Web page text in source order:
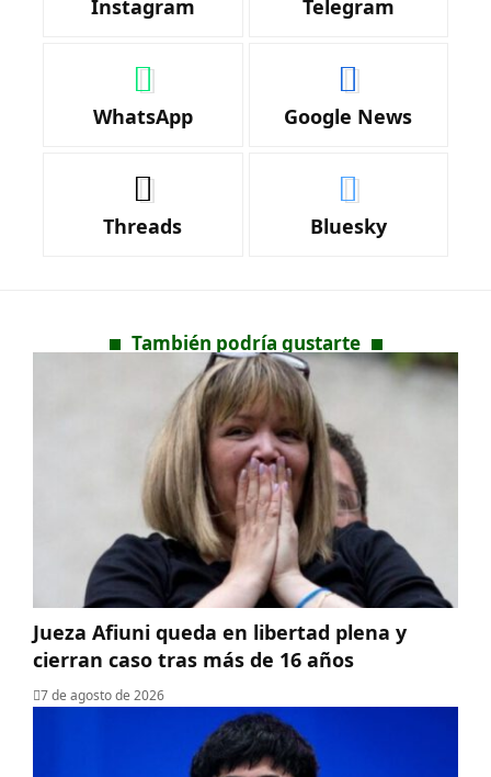
Instagram Telegram
WhatsApp Google News
Threads Bluesky
También podría gustarte
Jueza Afiuni queda en libertad plena y
cierran caso tras más de 16 años
7 de agosto de 2026